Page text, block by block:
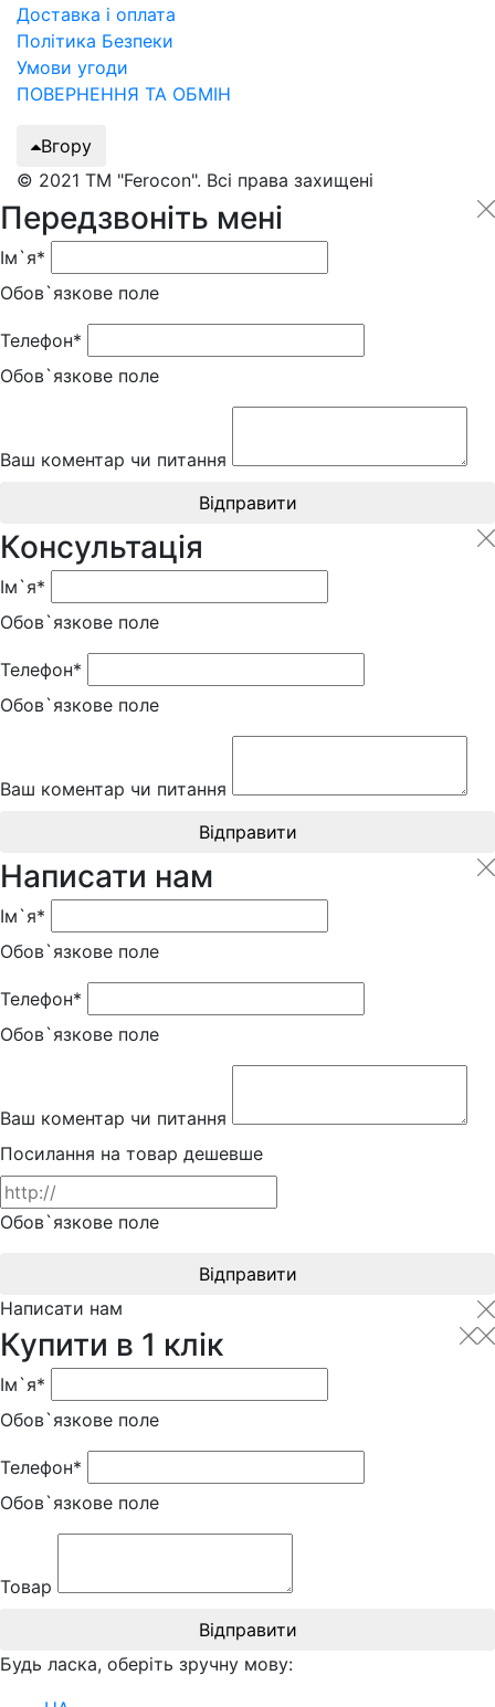
Доставка і оплата
Політика Безпеки
Умови угоди
ПОВЕРНЕННЯ ТА ОБМІН
Вгору
© 2021 ТМ "Ferocon". Всі права захищені
Передзвоніть мені
Ім`я*
Обов`язкове поле
Телефон*
Обов`язкове поле
Ваш коментар чи питання
Відправити
Консультація
Ім`я*
Обов`язкове поле
Телефон*
Обов`язкове поле
Ваш коментар чи питання
Відправити
Написати нам
Ім`я*
Обов`язкове поле
Телефон*
Обов`язкове поле
Ваш коментар чи питання
Посилання на товар дешевше
Обов`язкове поле
Відправити
Написати нам
Купити в 1 клік
Ім`я*
Обов`язкове поле
Телефон*
Обов`язкове поле
Товар
Відправити
Будь ласка, оберіть зручну мову: